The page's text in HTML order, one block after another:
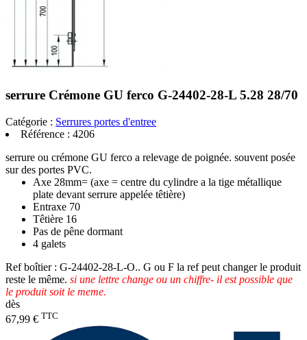
serrure Crémone GU ferco G-24402-28-L 5.28 28/70
Catégorie : Serrures portes d'entree
Référence : 4206
serrure ou crémone GU ferco a relevage de poignée. souvent posée
sur des portes PVC.
Axe 28mm= (axe = centre du cylindre a la tige métallique
plate devant serrure appelée têtière)
Entraxe 70
Têtière 16
Pas de pêne dormant
4 galets
Ref boîtier : G-24402-28-L-O.. G ou F la ref peut changer le produit
reste le même. si une lettre change ou un chiffre- il est possible que
le produit soit le meme.
dès
67,99 € TTC